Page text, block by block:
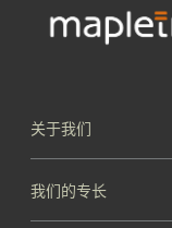
关于我们
我们的专长